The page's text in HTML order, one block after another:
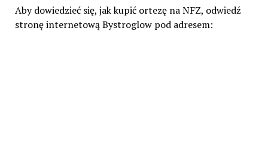
Aby dowiedzieć się, jak kupić ortezę na NFZ, odwiedź
stronę internetową Bystroglow pod adresem: